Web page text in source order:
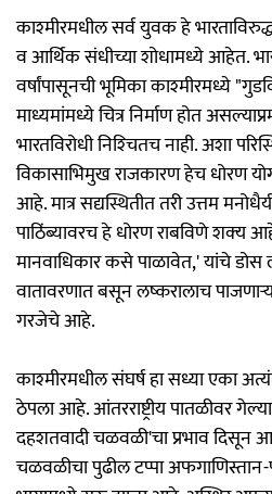
काश्‍मीरमधील सर्व युवक हे
व आर्थिक संधीच्या शोधामध्ये आहेत.
वर्षांपासूनची भूमिका काश्‍मीरमध्ये
माध्यमांमध्ये चित्र निर्माण होत
भारतविरोधी निश्‍चितच नाही. अशा
विकासाभिमुख राजकारण हेच धोरण
आहे. मात्र सद्यस्थितीत तरी उत्तम
पाठिंब्यावरच हे धोरण राबविणे शक्‍य
मानवाधिकार कसे पाळावेत,' यांचे डोस
वातावरणात बसून लष्करालाच
गरजेचे आहे.
काश्‍मीरमधील संघर्ष हा सध्या एका
ठेपला आहे. आंतरराष्ट्रीय पातळीवर
दहशतवादी चळवळी'चा प्रभाव दिसून
चळवळीचा पुढील टप्पा